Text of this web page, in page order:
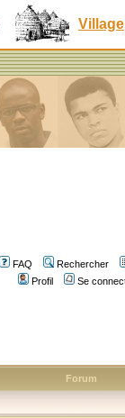
Village
FAQ
Rechercher
Profil
Se
Forum